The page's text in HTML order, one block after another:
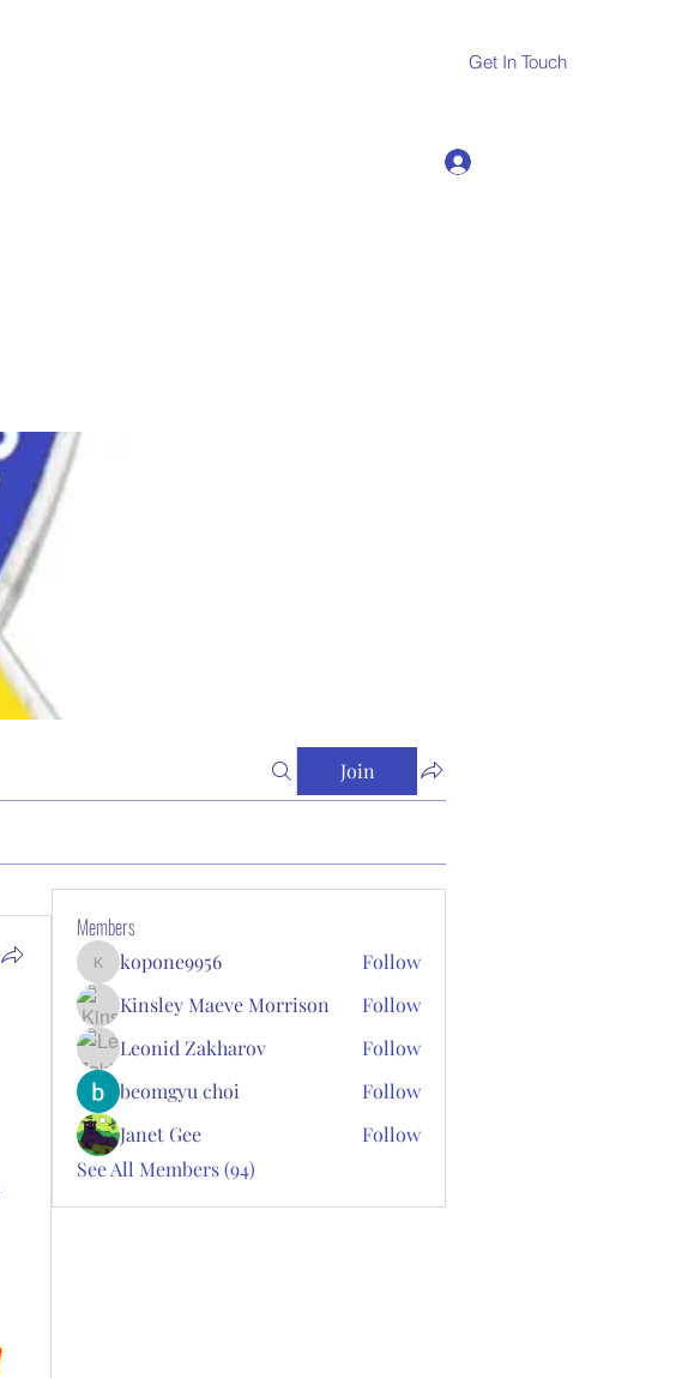
Get In Touch
Join
Members
kopone9956
kopone9956
Follow
Kinsley Maeve Morrison
Follow
Leonid Zakharov
Follow
beomgyu choi
Follow
Janet Gee
Follow
See All Members (94)